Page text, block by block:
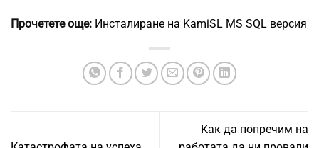
Прочетете още: Инсталиране на KamiSL MS SQL версия
Как да попречим на